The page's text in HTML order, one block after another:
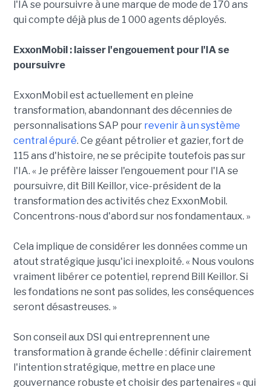
l'IA se poursuivre à une marque de mode de 170 ans
qui compte déjà plus de 1 000 agents déployés.
ExxonMobil : laisser l'engouement pour l'IA se
poursuivre
ExxonMobil est actuellement en pleine
transformation, abandonnant des décennies de
personnalisations SAP pour revenir à un système
central épuré. Ce géant pétrolier et gazier, fort de
115 ans d'histoire, ne se précipite toutefois pas sur
l'IA. « Je préfère laisser l'engouement pour l'IA se
poursuivre, dit Bill Keillor, vice-président de la
transformation des activités chez ExxonMobil.
Concentrons-nous d'abord sur nos fondamentaux. »
Cela implique de considérer les données comme un
atout stratégique jusqu'ici inexploité. « Nous voulons
vraiment libérer ce potentiel, reprend Bill Keillor. Si
les fondations ne sont pas solides, les conséquences
seront désastreuses. »
Son conseil aux DSI qui entreprennent une
transformation à grande échelle : définir clairement
l'intention stratégique, mettre en place une
gouvernance robuste et choisir des partenaires « qui